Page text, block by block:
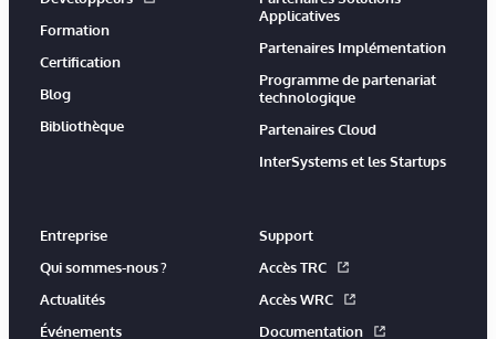
Formation
Certification
Blog
Bibliothèque
Applicatives
Partenaires Implémentation
Programme de partenariat
technologique
Partenaires Cloud
InterSystems et les Startups
Entreprise
Qui sommes-nous ?
Actualités
Événements
Support
Accès TRC
Accès WRC
Documentation